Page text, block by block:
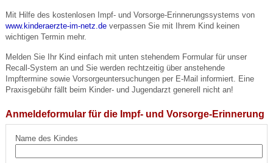
Mit Hilfe des kostenlosen Impf- und Vorsorge-Erinnerungssystems von
www.kinderaerzte-im-netz.deverpassen Sie mit Ihrem Kind keinen
wichtigen Termin mehr.
Melden Sie Ihr Kind einfach mit unten stehendem Formular für unser
Recall-System an und Sie werden rechtzeitig über anstehende
Impftermine sowie Vorsorgeuntersuchungen per E-Mail informiert. Eine
Praxisgebühr fällt beim Kinder- und Jugendarzt generell nicht an!
Anmeldeformular für die Impf- und Vorsorge-Erinnerung
Name des Kindes